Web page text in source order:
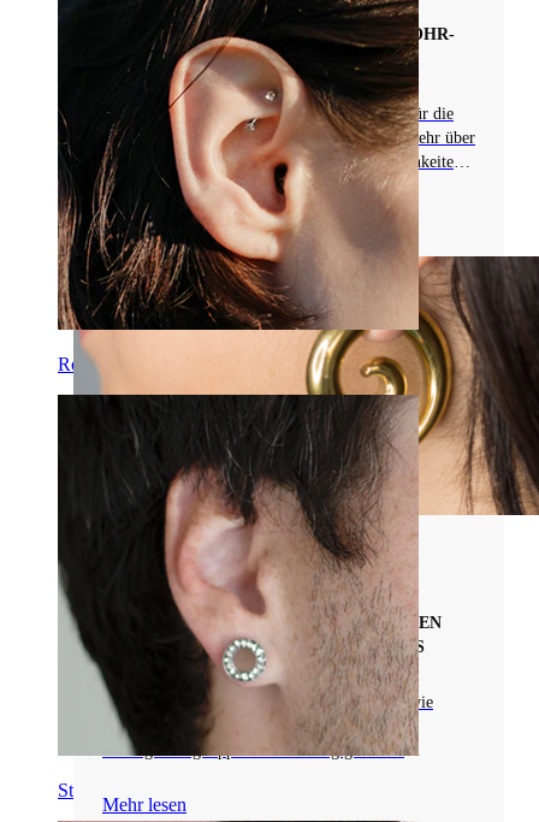
Rook
Stretching
ALLES ÜBER INDUSTRIALSTÄBE ALS OHR-
PIERCINGSCHMUCK
Entdecke Industrialstäbe, speziell entwickelt für die
Verbindung mehrerer Ohrpiercings. Erfahre mehr über
Größen, Verzierungen und Anpassungsmöglichkeiten
für einen einzigartigen Look!
Mehr lesen
Arten von Piercingschmuck
LEITFADEN FÜR TAPERS ZUM SICHEREN
STRETCHING VON KÖRPERPIERCINGS
Lies mehr über Taper-Piercings, Materialien wie
Acryl und Chirurgenstahl, Dehntechniken und
wichtige Pflegetipps zur Erhaltung gesunder
Mehr lesen